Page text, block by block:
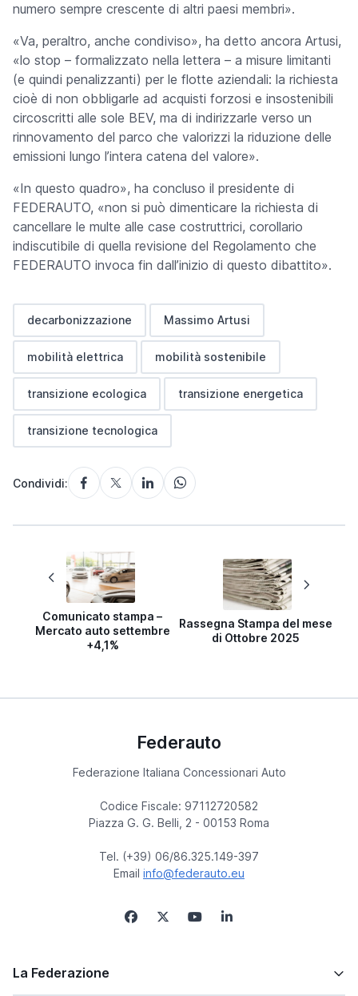
numero sempre crescente di altri paesi membri».
«Va, peraltro, anche condiviso», ha detto ancora Artusi,
«lo stop – formalizzato nella lettera – a misure limitanti
(e quindi penalizzanti) per le flotte aziendali: la richiesta
cioè di non obbligarle ad acquisti forzosi e insostenibili
circoscritti alle sole BEV, ma di indirizzarle verso un
rinnovamento del parco che valorizzi la riduzione delle
emissioni lungo l’intera catena del valore».
«In questo quadro», ha concluso il presidente di
FEDERAUTO, «non si può dimenticare la richiesta di
cancellare le multe alle case costruttrici, corollario
indiscutibile di quella revisione del Regolamento che
FEDERAUTO invoca fin dall’inizio di questo dibattito».
decarbonizzazione Massimo Artusi
mobilità elettrica mobilità sostenibile
transizione ecologica transizione energetica
transizione tecnologica
Condividi:
Comunicato stampa –
Mercato auto settembre
+4,1%
Rassegna Stampa del mese
di Ottobre 2025
Federauto
Federazione Italiana Concessionari Auto
Codice Fiscale: 97112720582
Piazza G. G. Belli, 2 - 00153 Roma
Tel. (+39) 06/86.325.149-397
Email info@federauto.eu
La Federazione